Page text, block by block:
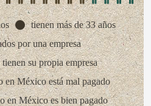
tienen más de 33 años
por una empresa
su propia empresa
en México está mal pagado
en México es bien pagado